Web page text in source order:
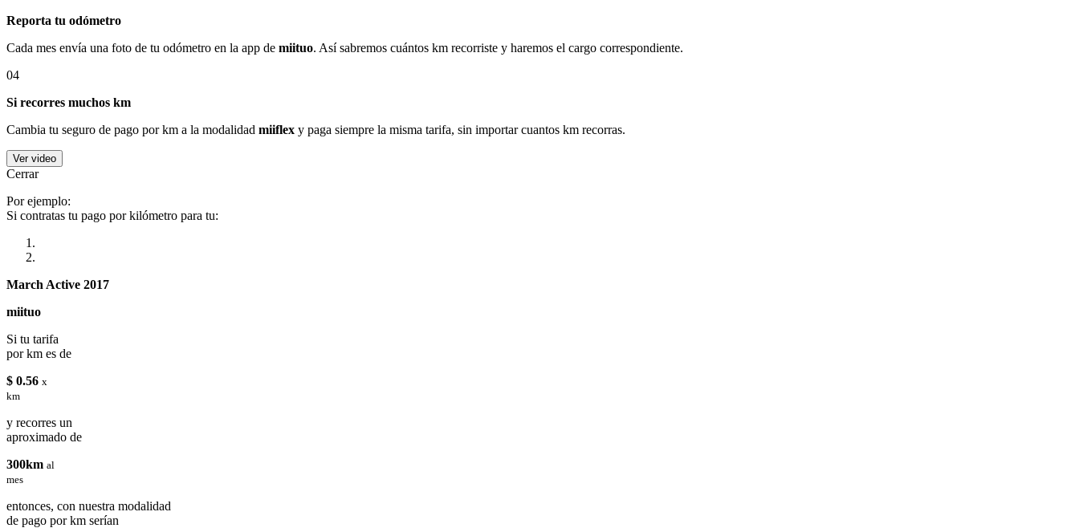
Reporta tu odómetro
Cada mes envía una foto de tu odómetro en la app de miituo. Así sabremos cuántos km recorriste y haremos el cargo correspondiente.
04
Si recorres muchos km
Cambia tu seguro de pago por km a la modalidad miiflex y paga siempre la misma tarifa, sin importar cuantos km recorras.
Ver video
Cerrar
Por ejemplo:
Si contratas tu pago por kilómetro para tu:
March Active 2017
miituo
Si tu tarifa
por km es de
$ 0.56 x
km
y recorres un
aproximado de
300km al
mes
entonces, con nuestra modalidad
de pago por km serían